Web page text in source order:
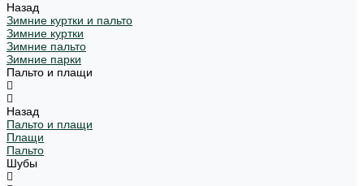
Назад
Зимние куртки и пальто
Зимние куртки
Зимние пальто
Зимние парки
Пальто и плащи
Назад
Пальто и плащи
Плащи
Пальто
Шубы